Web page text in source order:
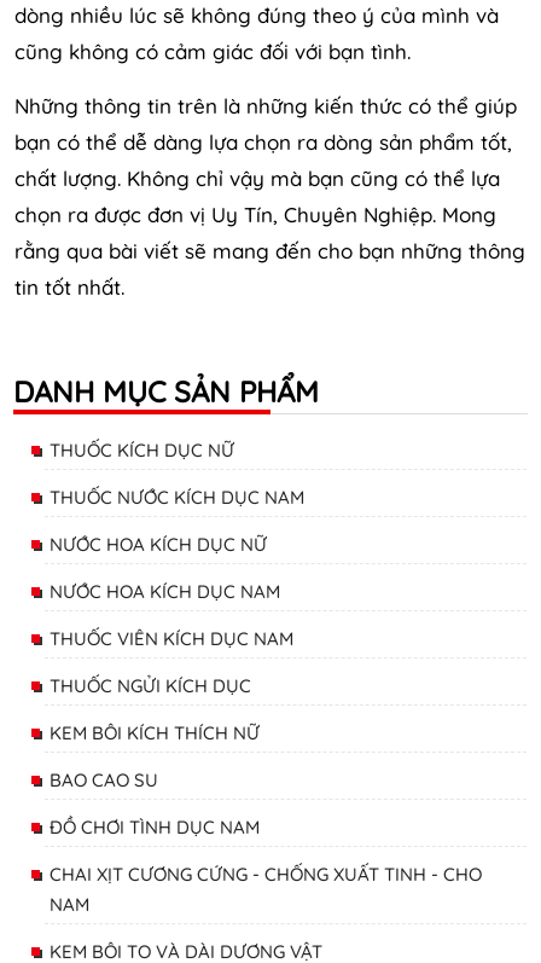
dòng nhiều lúc sẽ không đúng theo ý của mình và
cũng không có cảm giác đối với bạn tình.
Những thông tin trên là những kiến thức có thể giúp
bạn có thể dễ dàng lựa chọn ra dòng sản phẩm tốt,
chất lượng. Không chỉ vậy mà bạn cũng có thể lựa
chọn ra được đơn vị Uy Tín, Chuyên Nghiệp. Mong
rằng qua bài viết sẽ mang đến cho bạn những thông
tin tốt nhất.
DANH MỤC SẢN PHẨM
THUỐC KÍCH DỤC NỮ
THUỐC NƯỚC KÍCH DỤC NAM
NƯỚC HOA KÍCH DỤC NỮ
NƯỚC HOA KÍCH DỤC NAM
THUỐC VIÊN KÍCH DỤC NAM
THUỐC NGỬI KÍCH DỤC
KEM BÔI KÍCH THÍCH NỮ
BAO CAO SU
ĐỒ CHƠI TÌNH DỤC NAM
CHAI XỊT CƯƠNG CỨNG - CHỐNG XUẤT TINH - CHO
NAM
KEM BÔI TO VÀ DÀI DƯƠNG VẬT